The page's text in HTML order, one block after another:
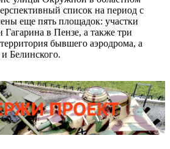
список на период с
еще пять площадок: участки
в Пензе, а также три
бывшего аэродрома, а
Белинского.